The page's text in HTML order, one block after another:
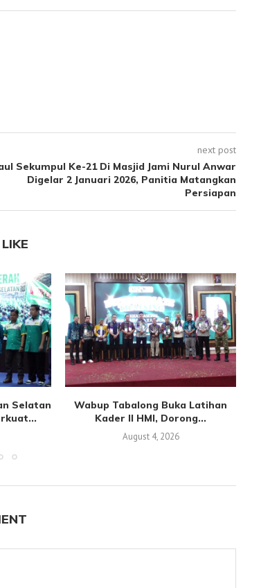
next post
Sekumpul Ke-21 Di Masjid Jami Nurul Anwar
Digelar 2 Januari 2026, Panitia Matangkan
Persiapan
Selatan
Wabup Tabalong Buka Latihan
Kader II HMI, Dorong...
August 4, 2026